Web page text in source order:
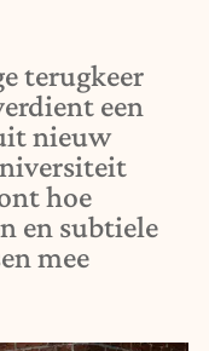
terugkeer
een
nieuw
hoe
en subtiele
mee